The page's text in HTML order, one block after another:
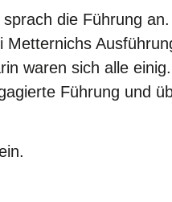
die Führung
waren sich alle
Führung und